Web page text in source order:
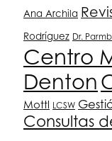
Ana Archila
Rodríguez Dr.
Centro
Denton
Mottl LCSW
Consultas